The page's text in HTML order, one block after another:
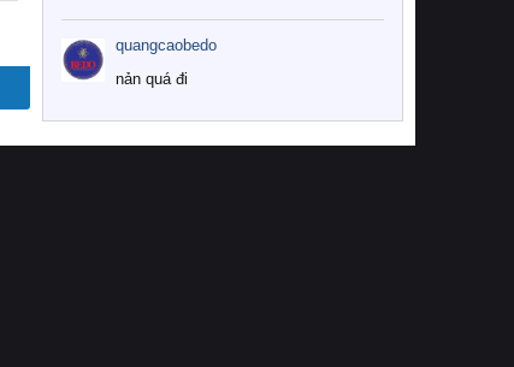
quangcaobedo
nản quá đi